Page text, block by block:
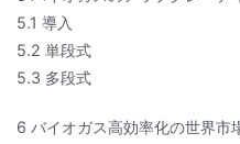
5.1 導入
5.2 単段式
5.3 多段式
6 バイオガス高効率化の世界市